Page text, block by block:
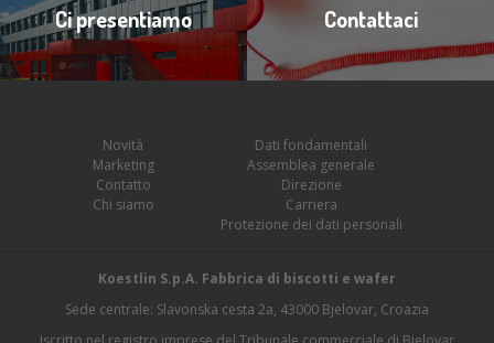
Ci presentiamo Contattaci
Novità
Marketing
Contatto
Chi siamo
Dati fondamentali
Assemblea generale
Direzione
Carriera
Protezione dei dati personali
Koestlin S.p.A. Fabbrica di biscotti e wafer
Sede centrale: Slavonska cesta 2a, 43000 Bjelovar, Croazia